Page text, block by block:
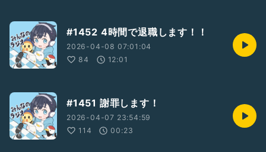
#1452 4時間で退職します！！
2026-04-08 07:01:04
84
12:01
#1451 謝罪します！
2026-04-07 23:54:59
114
00:23